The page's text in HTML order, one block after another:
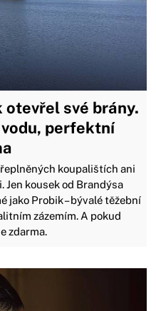
své brány.
perfektní
koupalištích ani
kousek od Brandýsa
jako Probik – bývalé těžební
zázemím. A pokud
zdarma.